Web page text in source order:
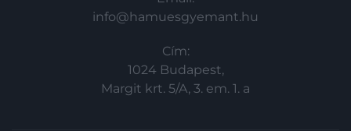
info@hamuesgyemant.hu
Cím:
1024 Budapest,
Margit krt. 5/A, 3. em. 1. a